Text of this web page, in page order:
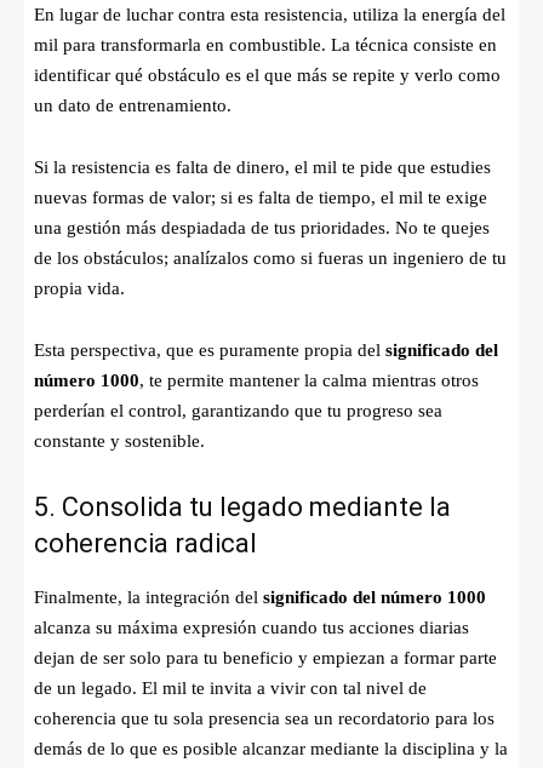
En lugar de luchar contra esta resistencia, utiliza la energía del
mil para transformarla en combustible. La técnica consiste en
identificar qué obstáculo es el que más se repite y verlo como
un dato de entrenamiento.
Si la resistencia es falta de dinero, el mil te pide que estudies
nuevas formas de valor; si es falta de tiempo, el mil te exige
una gestión más despiadada de tus prioridades. No te quejes
de los obstáculos; analízalos como si fueras un ingeniero de tu
propia vida.
Esta perspectiva, que es puramente propia del significado del
número 1000, te permite mantener la calma mientras otros
perderían el control, garantizando que tu progreso sea
constante y sostenible.
5. Consolida tu legado mediante la
coherencia radical
Finalmente, la integración del significado del número 1000
alcanza su máxima expresión cuando tus acciones diarias
dejan de ser solo para tu beneficio y empiezan a formar parte
de un legado. El mil te invita a vivir con tal nivel de
coherencia que tu sola presencia sea un recordatorio para los
demás de lo que es posible alcanzar mediante la disciplina y la